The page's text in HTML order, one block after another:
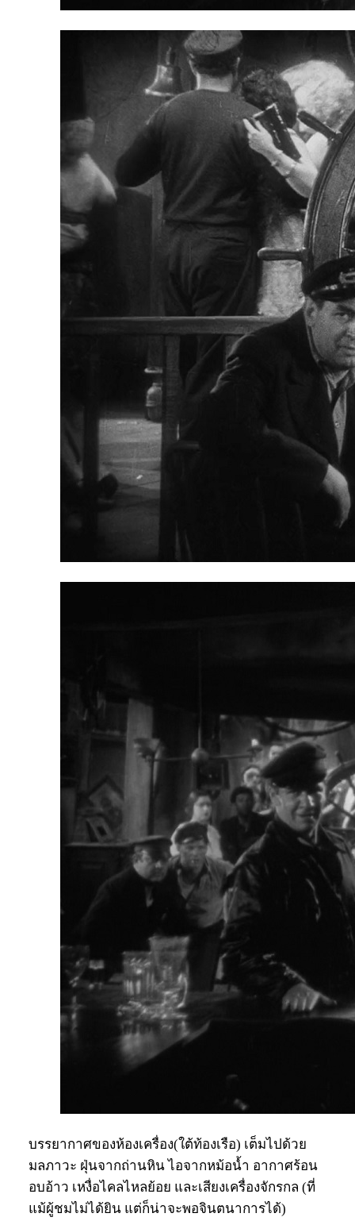
บรรยากาศของห้องเครื่อง(ใต้ท้องเรือ) เต็มไปด้วย
มลภาวะ ฝุ่นจากถ่านหิน ไอจากหม้อน้ำ อากาศร้อน
อบอ้าว เหงื่อไคลไหลย้อย และเสียงเครื่องจักรกล (ที่
แม้ผู้ชมไม่ได้ยิน แต่ก็น่าจะพอจินตนาการได้)